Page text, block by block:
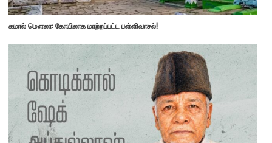
கமால் மௌலா: கோயிலாக மாற்றப்பட்ட பள்ளிவாசல்!